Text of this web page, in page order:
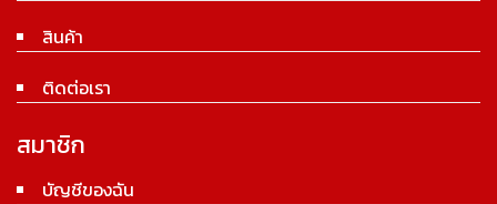
สินค้า
ติดต่อเรา
สมาชิก
บัญชีของฉัน